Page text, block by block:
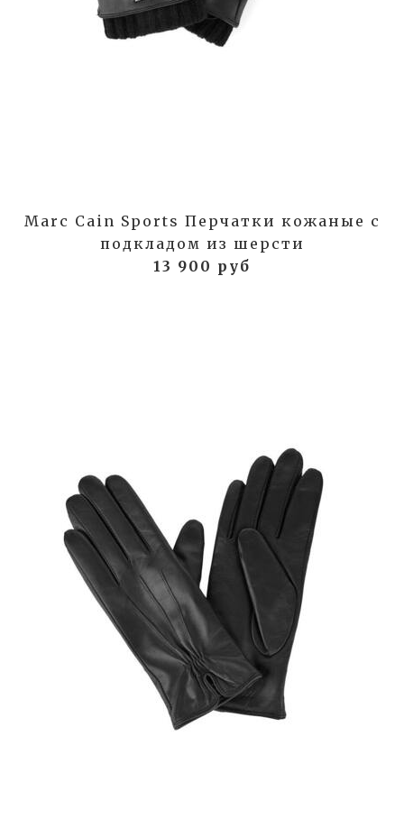
Marc Cain Sports Перчатки кожаные с
подкладом из шерсти
13 900 руб